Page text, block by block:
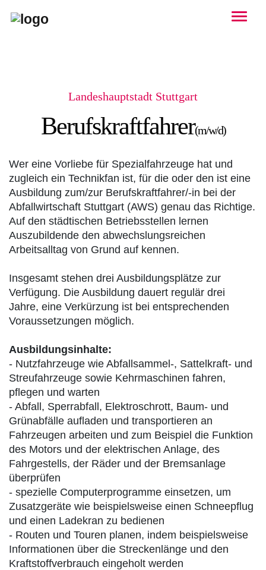
Landeshauptstadt Stuttgart
Berufskraftfahrer(m/w/d)
Wer eine Vorliebe für Spezialfahrzeuge hat und
zugleich ein Technikfan ist, für die oder den ist eine
Ausbildung zum/zur Berufskraftfahrer/-in bei der
Abfallwirtschaft Stuttgart (AWS) genau das Richtige.
Auf den städtischen Betriebsstellen lernen
Auszubildende den abwechslungsreichen
Arbeitsalltag von Grund auf kennen.
Insgesamt stehen drei Ausbildungsplätze zur
Verfügung. Die Ausbildung dauert regulär drei
Jahre, eine Verkürzung ist bei entsprechenden
Voraussetzungen möglich.
Ausbildungsinhalte:
- Nutzfahrzeuge wie Abfallsammel-, Sattelkraft- und
Streufahrzeuge sowie Kehrmaschinen fahren,
pflegen und warten
- Abfall, Sperrabfall, Elektroschrott, Baum- und
Grünabfälle aufladen und transportieren an
Fahrzeugen arbeiten und zum Beispiel die Funktion
des Motors und der elektrischen Anlage, des
Fahrgestells, der Räder und der Bremsanlage
überprüfen
- spezielle Computerprogramme einsetzen, um
Zusatzgeräte wie beispielsweise einen Schneepflug
und einen Ladekran zu bedienen
- Routen und Touren planen, indem beispielsweise
Informationen über die Streckenlänge und den
Kraftstoffverbrauch eingeholt werden